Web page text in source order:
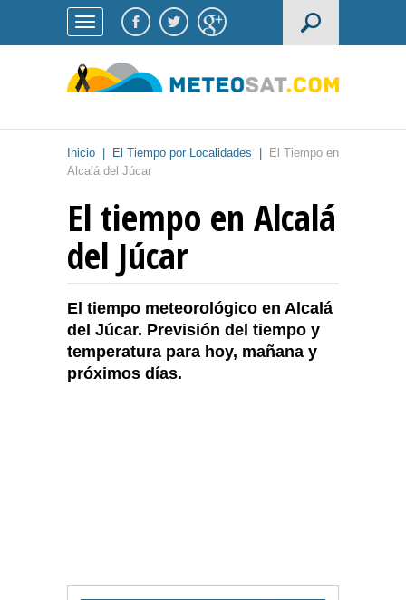
Inicio El Tiempo por Localidades
El Tiempo en
Alcalá del Júcar
El tiempo en Alcalá
del Júcar
El tiempo meteorológico en Alcalá
del Júcar. Previsión del tiempo y
temperatura para hoy, mañana y
próximos días.